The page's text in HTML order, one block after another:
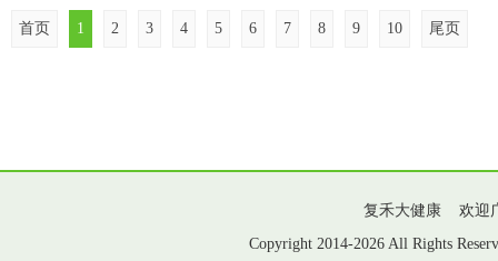
首页 1 2 3 4 5 6 7 8 9 10 尾页
复禾大健康 欢迎
Copyright 2014-2026 All Rights